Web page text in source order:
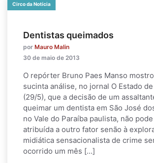
Circo da Notícia
Dentistas queimados
por Mauro Malin
30 de maio de 2013
O repórter Bruno Paes Manso
sucinta análise, no jornal O Estado
(29/5), que a decisão de um
queimar um dentista em São José
no Vale do Paraíba paulista, não
atribuída a outro fator senão à
midiática sensacionalista de crime
ocorrido um mês […]